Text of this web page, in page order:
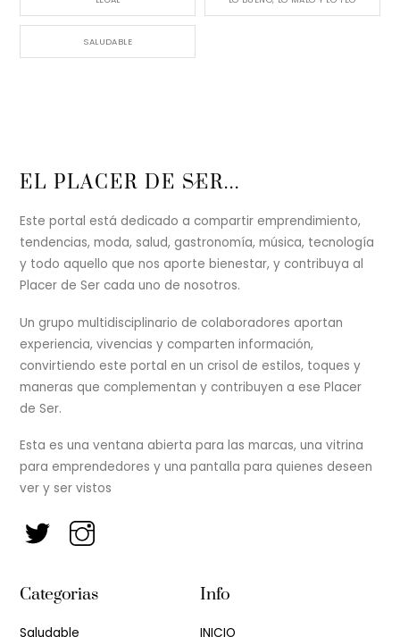
SALUDABLE
Back
Top
EL PLACER DE SER...
Este portal está dedicado a compartir emprendimiento,
tendencias, moda, salud, gastronomía, música, tecnología
y todo aquello que nos aporte bienestar, y contribuya al
Placer de Ser cada uno de nosotros.
Un grupo multidisciplinario de colaboradores aportan
experiencia, vivencias y comparten información,
convirtiendo este portal en un crisol de estilos, toques y
maneras que complementan y contribuyen a ese Placer
de Ser.
Esta es una ventana abierta para las marcas, una vitrina
para emprendedores y una pantalla para quienes deseen
ver y ser vistos
Categorias
Saludable
Info
INICIO